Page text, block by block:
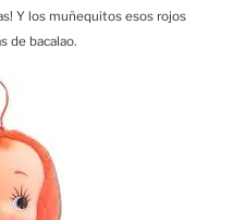
Y los muñequitos esos rojos
de bacalao.